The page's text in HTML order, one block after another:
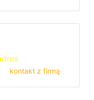
kontakt z firmą